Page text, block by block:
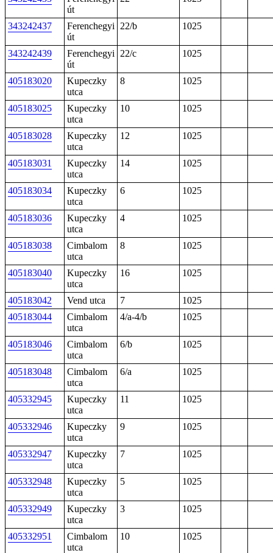
út
343242437
Ferenchegyi
út
22/b 1025
343242439
Ferenchegyi
út
22/c 1025
405183020
Kupeczky
utca
8 1025
405183025
Kupeczky
utca
10 1025
405183028
Kupeczky
utca
12 1025
405183031
Kupeczky
utca
14 1025
405183034
Kupeczky
utca
6 1025
405183036
Kupeczky
utca
4 1025
405183038
Cimbalom
utca
8 1025
405183040
Kupeczky
utca
16 1025
405183042 Vend utca 7
1025
405183044
Cimbalom
utca
4/a-4/b 1025
405183046
Cimbalom
utca
6/b 1025
405183048
Cimbalom
utca
6/a 1025
405332945
Kupeczky
utca
11 1025
405332946
Kupeczky
utca
9 1025
405332947
Kupeczky
utca
7 1025
405332948
Kupeczky
utca
5 1025
405332949
Kupeczky
utca
3 1025
405332951
Cimbalom
utca
10 1025